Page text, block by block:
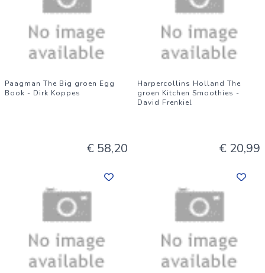
Paagman The Big groen Egg
Book - Dirk Koppes
€ 58,20
Harpercollins Holland The
groen Kitchen Smoothies -
David Frenkiel
€ 20,99